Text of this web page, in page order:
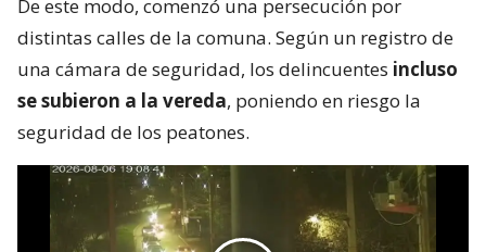
De este modo, comenzó una persecución por
distintas calles de la comuna. Según un registro de
una cámara de seguridad, los delincuentes incluso
se subieron a la vereda, poniendo en riesgo la
seguridad de los peatones.